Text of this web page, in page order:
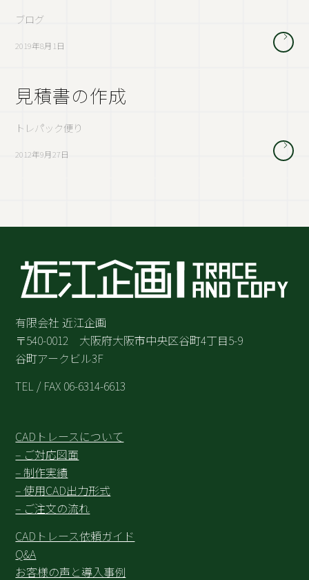
ブログ
2019年8月1日
見積書の作成
トレパック便り
2012年9月27日
有限会社 近江企画
〒540-0012 大阪府大阪市中央区谷町4丁目5-9
谷町アークビル3F
TEL / FAX 06-6314-6613
CADトレースについて
– ご対応図面
– 制作実績
– 使用CAD出力形式
– ご注文の流れ
CADトレース依頼ガイド
Q&A
お客様の声と導入事例